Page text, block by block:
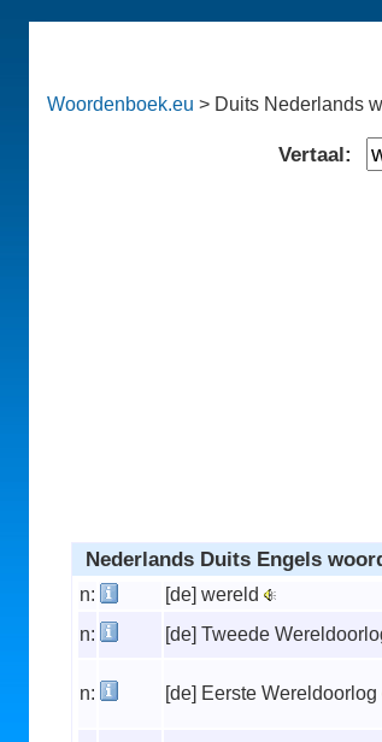
Woordenboek.eu > Duits Nederlands
Vertaal:
Nederlands Duits Engels
n: [de] wereld
n:
[de] Tweede
n: [de] Eerste Wereldoorlog